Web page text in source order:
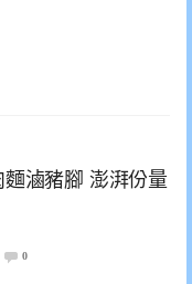
滷豬腳 澎湃份量
0